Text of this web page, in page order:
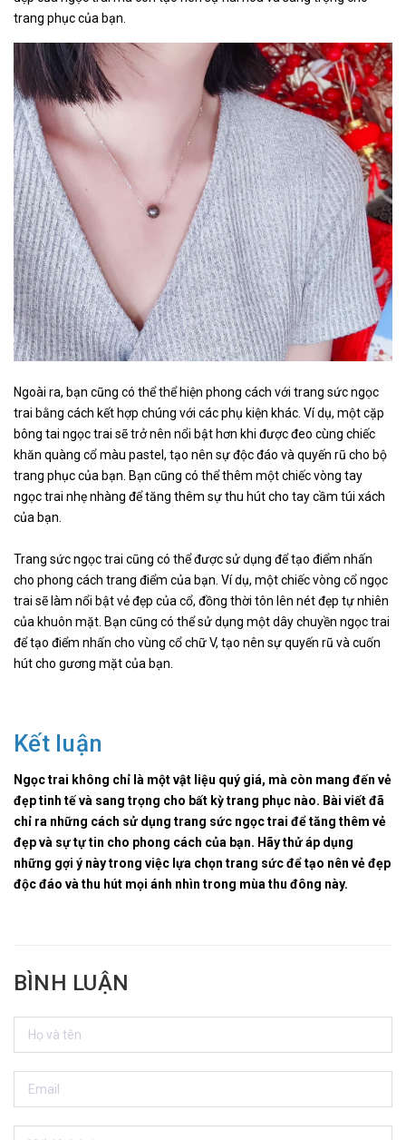
trang phục của bạn.
Ngoài ra, bạn cũng có thể thể hiện phong cách với trang sức ngọc
trai bằng cách kết hợp chúng với các phụ kiện khác. Ví dụ, một cặp
bông tai ngọc trai sẽ trở nên nổi bật hơn khi được đeo cùng chiếc
khăn quàng cổ màu pastel, tạo nên sự độc đáo và quyến rũ cho bộ
trang phục của bạn. Bạn cũng có thể thêm một chiếc vòng tay
ngọc trai nhẹ nhàng để tăng thêm sự thu hút cho tay cầm túi xách
của bạn.
Trang sức ngọc trai cũng có thể được sử dụng để tạo điểm nhấn
cho phong cách trang điểm của bạn. Ví dụ, một chiếc vòng cổ ngọc
trai sẽ làm nổi bật vẻ đẹp của cổ, đồng thời tôn lên nét đẹp tự nhiên
của khuôn mặt. Bạn cũng có thể sử dụng một dây chuyền ngọc trai
để tạo điểm nhấn cho vùng cổ chữ V, tạo nên sự quyến rũ và cuốn
hút cho gương mặt của bạn.
Kết luận
Ngọc trai không chỉ là một vật liệu quý giá, mà còn mang đến vẻ
đẹp tinh tế và sang trọng cho bất kỳ trang phục nào. Bài viết đã
chỉ ra những cách sử dụng trang sức ngọc trai để tăng thêm vẻ
đẹp và sự tự tin cho phong cách của bạn. Hãy thử áp dụng
những gợi ý này trong việc lựa chọn trang sức để tạo nên vẻ đẹp
độc đáo và thu hút mọi ánh nhìn trong mùa thu đông này.
BÌNH LUẬN